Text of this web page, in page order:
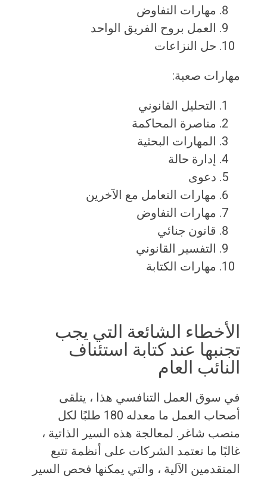
مهارات التفاوض
العمل بروح الفريق الواحد
حل النزاعات
مهارات صعبة:
التحليل القانوني
مناصرة المحاكمة
المهارات البحثية
إدارة حالة
دعوى
مهارات التعامل مع الآخرين
مهارات التفاوض
قانون جنائي
التفسير القانوني
مهارات الكتابة
الأخطاء الشائعة التي يجب
تجنبها عند كتابة استئناف
النائب العام
في سوق العمل التنافسي هذا ، يتلقى
أصحاب العمل ما معدله 180 طلبًا لكل
منصب شاغر. لمعالجة هذه السير الذاتية ،
غالبًا ما تعتمد الشركات على أنظمة تتبع
المتقدمين الآلية ، والتي يمكنها فحص السير